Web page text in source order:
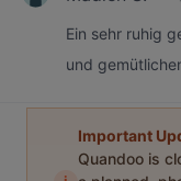
Ein sehr ruhig
und
Important
Quandoo is